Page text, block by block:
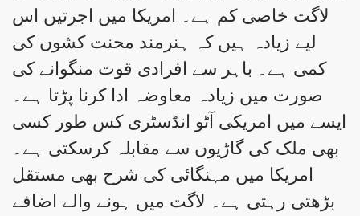
لاگت خاصی کم ہے۔ امریکا میں اجرتیں اس
لیے زیادہ ہیں کہ ہنرمند محنت کشوں کی
کمی ہے۔ باہر سے افرادی قوت منگوانے کی
صورت میں زیادہ معاوضہ ادا کرنا پڑتا ہے۔
ایسے میں امریکی آٹو انڈسٹری کس طور کسی
بھی ملک کی گاڑیوں سے مقابلہ کرسکتی ہے۔
امریکا میں مہنگائی کی شرح بھی مستقل
بڑھتی رہتی ہے۔ لاگت میں ہونے والے اضافے